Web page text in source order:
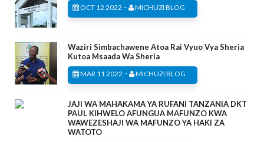
OCT 12 2022 - MICHUZI BLOG
Waziri Simbachawene Atoa Rai Vyuo Vya Sheria
Kutoa Msaada Wa Sheria
MAR 11 2022 - MICHUZI BLOG
JAJI WA MAHAKAMA YA RUFANI TANZANIA DKT
PAUL KIHWELO AFUNGUA MAFUNZO KWA
WAWEZESHAJI WA MAFUNZO YA HAKI ZA
WATOTO